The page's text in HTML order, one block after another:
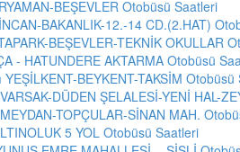
BEŞEVLER Otobüsü Saatleri
BAKANLIK-12.-14 CD.(2.HAT)
BEŞEVLER-TEKNİK OKULLAR
- HATUNDERE AKTARMA Otobüsü
BEYKENT-TAKSİM Otobüsü
DÜDEN ŞELALESİ-YENİ HAL-
TOPÇULAR-SİNAN MAH.
5 YOL Otobüsü Saatleri